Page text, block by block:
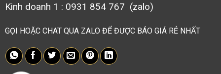
Kinh doanh 1 : 0931 854 767 (zalo)
GỌI HOẶC CHAT QUA ZALO ĐỂ ĐƯỢC BÁO GIÁ RẺ NHẤT